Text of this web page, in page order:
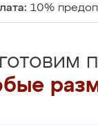
10%